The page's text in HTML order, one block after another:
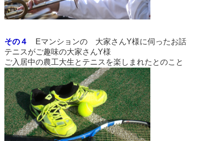
その４ Eマンションの大家さんY様に伺ったお話
テニスがご趣味の大家さんY様
ご入居中の農工大生とテニスを楽しまれたとのこと